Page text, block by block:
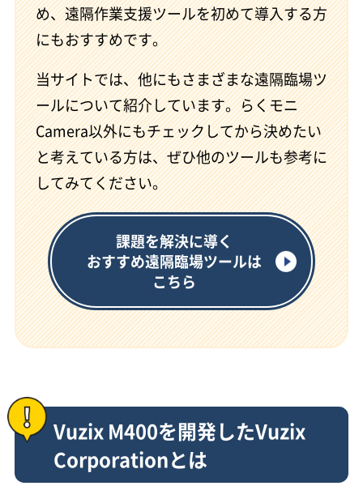
め、遠隔作業支援ツールを初めて導入する方
にもおすすめです。
当サイトでは、他にもさまざまな遠隔臨場ツ
ールについて紹介しています。らくモニ
Camera以外にもチェックしてから決めたい
と考えている方は、ぜひ他のツールも参考に
してみてください。
課題を解決に導く
おすすめ遠隔臨場ツールは
こちら
Vuzix M400を開発したVuzix
Corporationとは